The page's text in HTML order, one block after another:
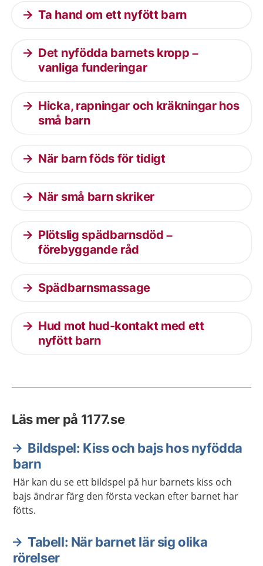
Ta hand om ett nyfött barn
Det nyfödda barnets kropp –
vanliga funderingar
Hicka, rapningar och kräkningar hos
små barn
När barn föds för tidigt
När små barn skriker
Plötslig spädbarnsdöd –
förebyggande råd
Spädbarnsmassage
Hud mot hud-kontakt med ett
nyfött barn
Läs mer på 1177.se
Bildspel: Kiss och bajs hos nyfödda
barn
Här kan du se ett bildspel på hur barnets kiss och
bajs ändrar färg den första veckan efter barnet har
fötts.
Tabell: När barnet lär sig olika
rörelser